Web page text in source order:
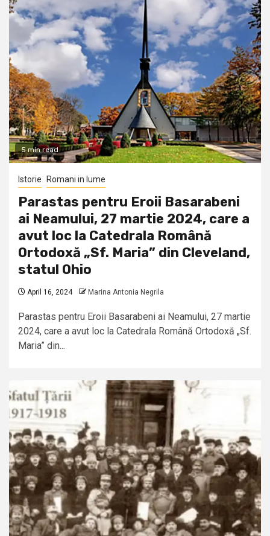
5 min read
Istorie Romani in lume
Parastas pentru Eroii Basarabeni
ai Neamului, 27 martie 2024, care a
avut loc la Catedrala Română
Ortodoxă „Sf. Maria” din Cleveland,
statul Ohio
April 16, 2024 Marina Antonia Negrila
Parastas pentru Eroii Basarabeni ai Neamului, 27 martie
2024, care a avut loc la Catedrala Română Ortodoxă „Sf.
Maria” din...